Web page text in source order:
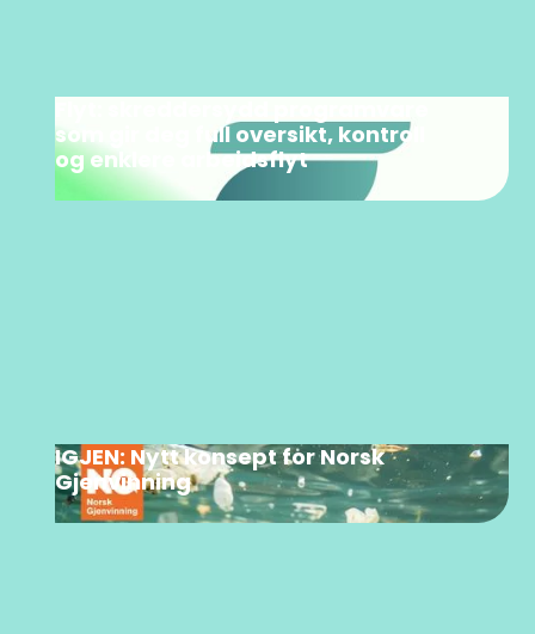
som gir deg full oversikt, kontroll
og enklere arbeidsflyt
IGJEN: Nytt konsept for Norsk
Gjenvinning